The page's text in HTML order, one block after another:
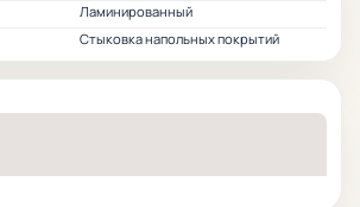
Ламинированный
Стыковка напольных покрытий